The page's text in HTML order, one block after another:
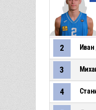
2
3
4